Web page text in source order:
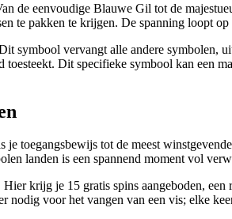
de eenvoudige Blauwe Gil tot de
te pakken te krijgen. De spanning loopt
symbool vervangt alle andere symbolen,
Dit specifieke symbool kan een
toegangsbewijs tot de meest
landen is een spannend moment vol
krijg je 15 gratis spins aangeboden,
nodig voor het vangen van een vis; elke